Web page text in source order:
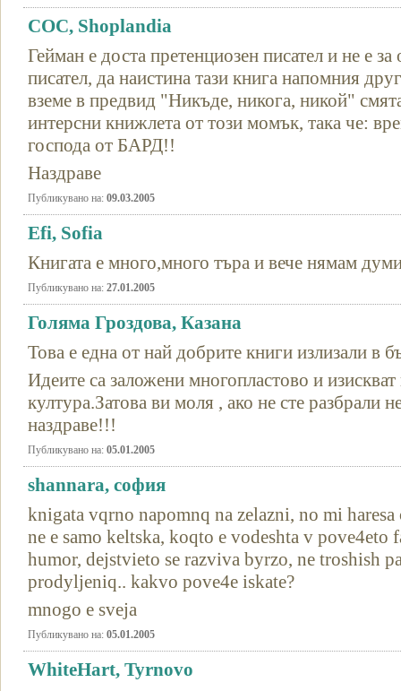
СОС, Shoplandia
Гейман е доста претенциозен писател и не е
писател, да наистина тази книга напомния
вземе в предвид "Никъде, никога, никой"
интерсни книжлета от този момък, така че:
господа от БАРД!!
Наздраве
Публикувано на: 09.03.2005
Efi, Sofia
Книгата е много,много търа и вече нямам
Публикувано на: 27.01.2005
Голяма Гроздова, Казана
Това е една от най добрите книги излизали в
Идеите са заложени многопластово и
култура.Затова ви моля , ако не сте разбрали
наздраве!!!
Публикувано на: 05.01.2005
shannara, софия
knigata vqrno napomnq na zelazni, no mi
ne e samo keltska, koqto e vodeshta v pove4eto
humor, dejstvieto se razviva byrzo, ne troshish
prodyljeniq.. kakvo pove4e iskate?
mnogo e sveja
Публикувано на: 05.01.2005
WhiteHart, Tyrnovo